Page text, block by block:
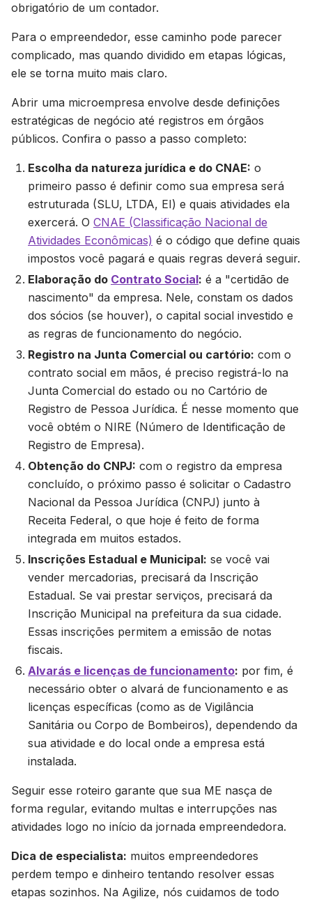
obrigatório de um contador.
Para o empreendedor, esse caminho pode parecer
complicado, mas quando dividido em etapas lógicas,
ele se torna muito mais claro.
Abrir uma microempresa envolve desde definições
estratégicas de negócio até registros em órgãos
públicos. Confira o passo a passo completo:
Escolha da natureza jurídica e do CNAE: o
primeiro passo é definir como sua empresa será
estruturada (SLU, LTDA, EI) e quais atividades ela
exercerá. O CNAE (Classificação Nacional de
Atividades Econômicas) é o código que define quais
impostos você pagará e quais regras deverá seguir.
Elaboração do Contrato Social: é a "certidão de
nascimento" da empresa. Nele, constam os dados
dos sócios (se houver), o capital social investido e
as regras de funcionamento do negócio.
Registro na Junta Comercial ou cartório: com o
contrato social em mãos, é preciso registrá-lo na
Junta Comercial do estado ou no Cartório de
Registro de Pessoa Jurídica. É nesse momento que
você obtém o NIRE (Número de Identificação de
Registro de Empresa).
Obtenção do CNPJ: com o registro da empresa
concluído, o próximo passo é solicitar o Cadastro
Nacional da Pessoa Jurídica (CNPJ) junto à
Receita Federal, o que hoje é feito de forma
integrada em muitos estados.
Inscrições Estadual e Municipal: se você vai
vender mercadorias, precisará da Inscrição
Estadual. Se vai prestar serviços, precisará da
Inscrição Municipal na prefeitura da sua cidade.
Essas inscrições permitem a emissão de notas
fiscais.
Alvarás e licenças de funcionamento: por fim, é
necessário obter o alvará de funcionamento e as
licenças específicas (como as de Vigilância
Sanitária ou Corpo de Bombeiros), dependendo da
sua atividade e do local onde a empresa está
instalada.
Seguir esse roteiro garante que sua ME nasça de
forma regular, evitando multas e interrupções nas
atividades logo no início da jornada empreendedora.
Dica de especialista: muitos empreendedores
perdem tempo e dinheiro tentando resolver essas
etapas sozinhos. Na Agilize, nós cuidamos de todo